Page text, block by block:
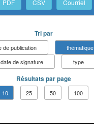
PDF CSV Courriel
Tri par
de publication
thématique
date de signature
type
Résultats par page
10 25 50 100